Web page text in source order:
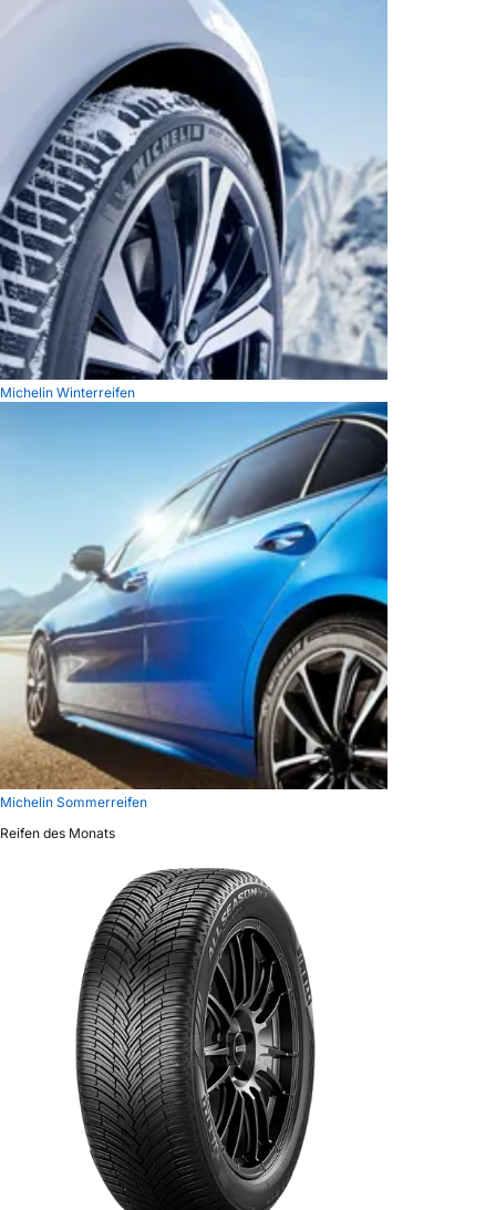
Michelin Winterreifen
Michelin Sommerreifen
Reifen des Monats